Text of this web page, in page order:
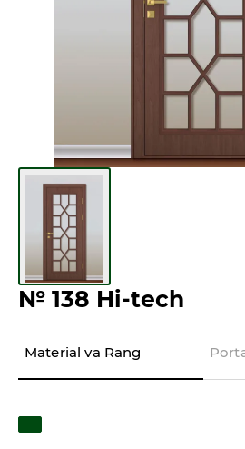
№ 138 Hi-tech
Material va Rang